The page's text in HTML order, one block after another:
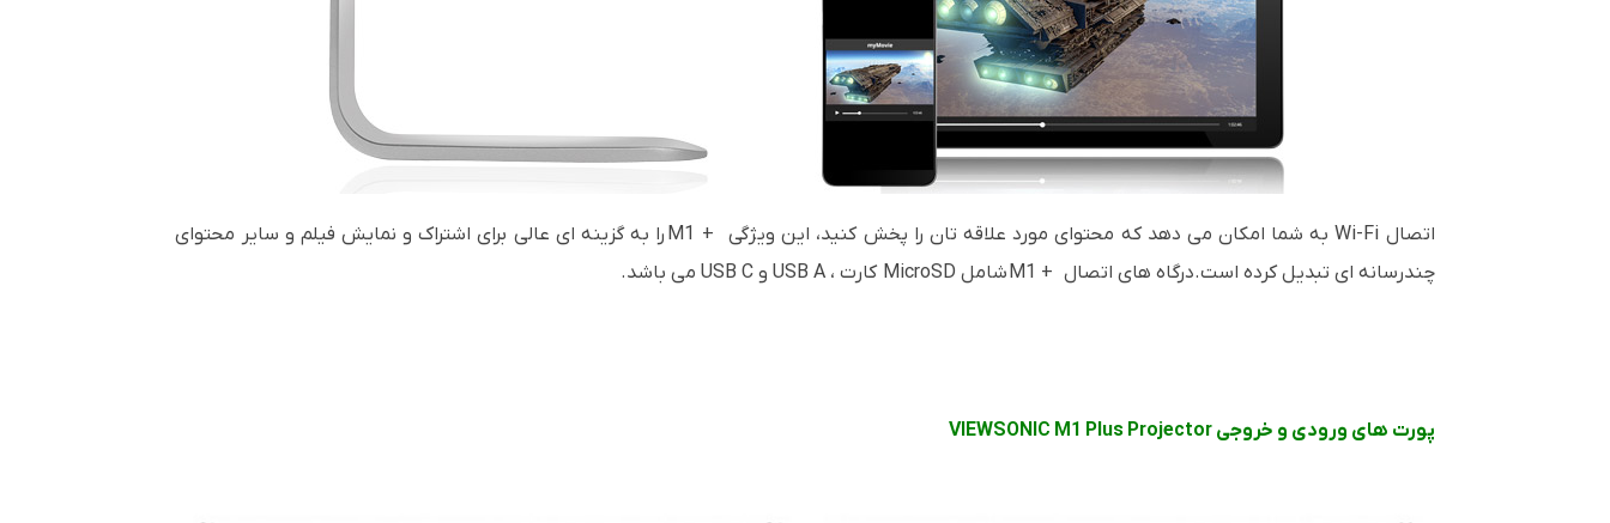
اتصال Wi-Fiبه شما امکان می دهد که محتوای مورد علاقه تان را پخش کنید، این ویژگی M1 + را به گزینه ای عالی برای اشتراک و نمایش فیلم و سایر محتوای
چندرسانه ای تبدیل کرده است.درگاه های اتصال M1 +شامل MicroSD کارت ،USB A وUSB C می باشد.
پورت های ورودی و خروجی VIEWSONIC M1 Plus Projector